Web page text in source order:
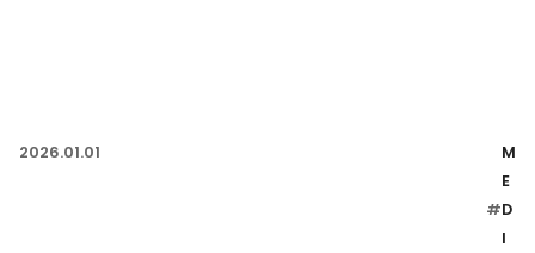
2026.01.01
#
M
E
D
I